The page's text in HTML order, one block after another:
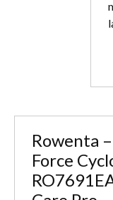
Rowenta
Force